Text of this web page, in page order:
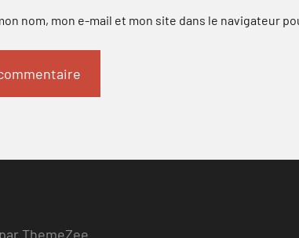
nom, mon e-mail et mon site dans le navigateur
ThemeZee.